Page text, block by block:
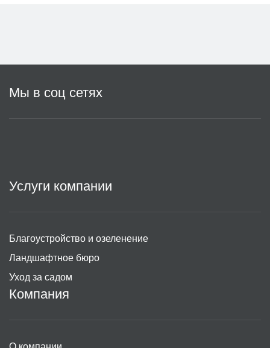
Мы в соц сетях
Услуги компании
Благоустройство и озеленение
Ландшафтное бюро
Уход за садом
Компания